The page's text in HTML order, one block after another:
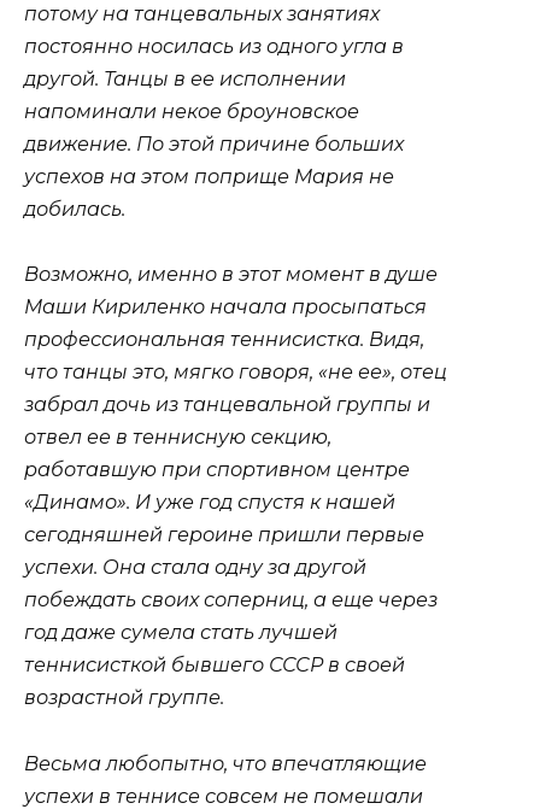
потому на танцевальных занятиях
постоянно носилась из одного угла в
другой. Танцы в ее исполнении
напоминали некое броуновское
движение. По этой причине больших
успехов на этом поприще Мария не
добилась.
Возможно, именно в этот момент в душе
Маши Кириленко начала просыпаться
профессиональная теннисистка. Видя,
что танцы это, мягко говоря, «не ее», отец
забрал дочь из танцевальной группы и
отвел ее в теннисную секцию,
работавшую при спортивном центре
«Динамо». И уже год спустя к нашей
сегодняшней героине пришли первые
успехи. Она стала одну за другой
побеждать своих соперниц, а еще через
год даже сумела стать лучшей
теннисисткой бывшего СССР в своей
возрастной группе.
Весьма любопытно, что впечатляющие
успехи в теннисе совсем не помешали